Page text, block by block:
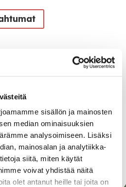
sisällön ja mainosten
median ominaisuuksien
analysoimiseen. Lisäksi
mainosalan ja analytiikka-
siitä, miten käytät
voivat yhdistää näitä
olet antanut heille tai joita on